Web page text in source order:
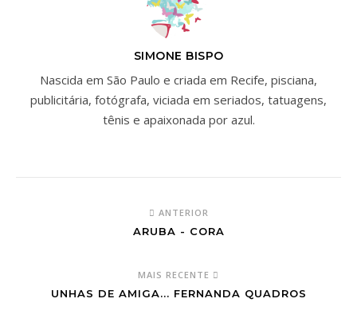
SIMONE BISPO
Nascida em São Paulo e criada em Recife, pisciana,
publicitária, fotógrafa, viciada em seriados, tatuagens,
tênis e apaixonada por azul.
ANTERIOR
ARUBA - CORA
MAIS RECENTE
UNHAS DE AMIGA... FERNANDA QUADROS